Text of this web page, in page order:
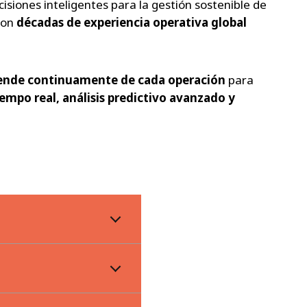
inteligentes para la gestión sostenible de
décadas de experiencia operativa global
continuamente de cada operación para
real, análisis predictivo avanzado y